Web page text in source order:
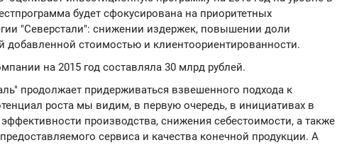
будет сфокусирована на приоритетных
"Северстали": снижении издержек, повышении доли
добавленной стоимостью и клиентоориентированности.
на 2015 год составляла 30 млрд рублей.
продолжает придерживаться взвешенного подхода к
роста мы видим, в первую очередь, в инициативах в
производства, снижения себестоимости, а также
сервиса и качества конечной продукции. А